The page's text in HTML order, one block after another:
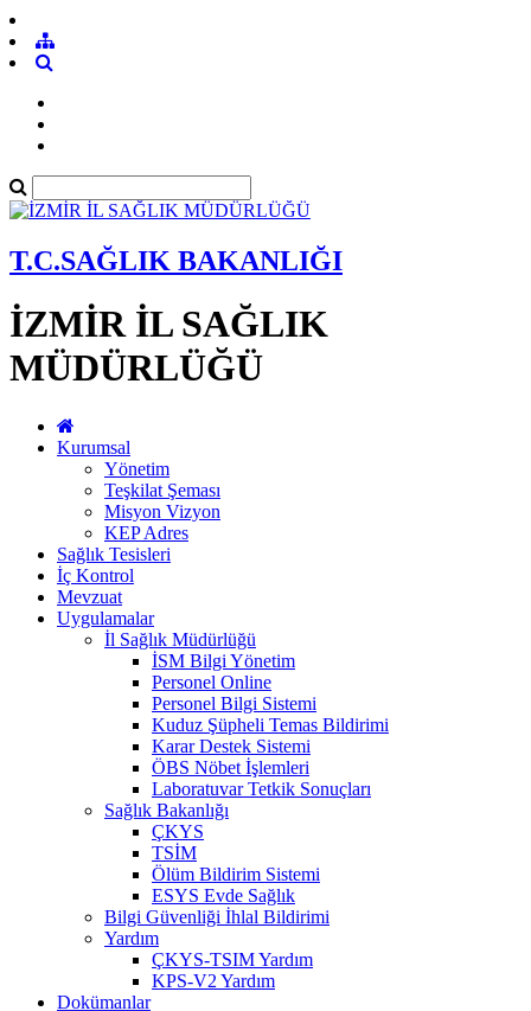
T.C.SAĞLIK BAKANLIĞI
İZMİR İL SAĞLIK
MÜDÜRLÜĞÜ
Kurumsal
Yönetim
Teşkilat Şeması
Misyon Vizyon
KEP Adres
Sağlık Tesisleri
İç Kontrol
Mevzuat
Uygulamalar
İl Sağlık Müdürlüğü
İSM Bilgi Yönetim
Personel Online
Personel Bilgi Sistemi
Kuduz Şüpheli Temas Bildirimi
Karar Destek Sistemi
ÖBS Nöbet İşlemleri
Laboratuvar Tetkik Sonuçları
Sağlık Bakanlığı
ÇKYS
TSİM
Ölüm Bildirim Sistemi
ESYS Evde Sağlık
Bilgi Güvenliği İhlal Bildirimi
Yardım
ÇKYS-TSIM Yardım
KPS-V2 Yardım
Dokümanlar